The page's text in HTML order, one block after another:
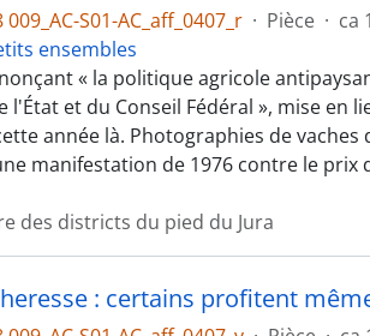
S01-AC_aff_0407_r · Pièce · ca
ensembles
« la politique agricole
et du Conseil Fédéral », mise en
année là. Photographies de vaches
manifestation de 1976 contre le prix
des districts du pied du Jura